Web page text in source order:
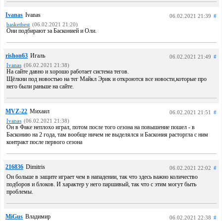
Ivanas Ivanas 06.02.2021 21:39 #
basketbest (06.02.2021 21:20)
Они подбирают за Басконией и Оли.
rishon63 Игаль 06.02.2021 21:49 #
Ivanas (06.02.2021 21:38)
На сайте давно и хорошо работает система тегов.
Щёлкни под новостью на тег Майкл Эрик и откроются все новости,которые про
него были раньше на сайте.
MVZ-22 Михаил 06.02.2021 21:51 #
Ivanas (06.02.2021 21:38)
Он в Факе неплохо играл, потом после того сезона на повышение пошел - в
Басконию на 2 года, там вообще ничем не выделялся и Баскония расторгла с ним
контракт после первого сезона
216836 Dimitris 06.02.2021 22:02 #
Он больше в защите играет чем в нападении, так что здесь важно количество
подборов и блоков. И характер у него паршивый, так что с этим могут быть
проблемы.
MiGus Владимир 06.02.2021 22:38 #